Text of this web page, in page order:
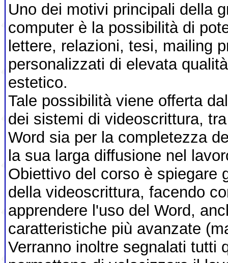
Uno dei motivi principali della
computer è la possibilità di
lettere, relazioni, tesi, mailing
personalizzati di elevata
estetico.
Tale possibilità viene offerta
dei sistemi di videoscrittura,
Word sia per la completezza
la sua larga diffusione nel
Obiettivo del corso è spiegare
della videoscrittura, facendo
apprendere l'uso del Word,
caratteristiche più avanzate
Verranno inoltre segnalati tutti